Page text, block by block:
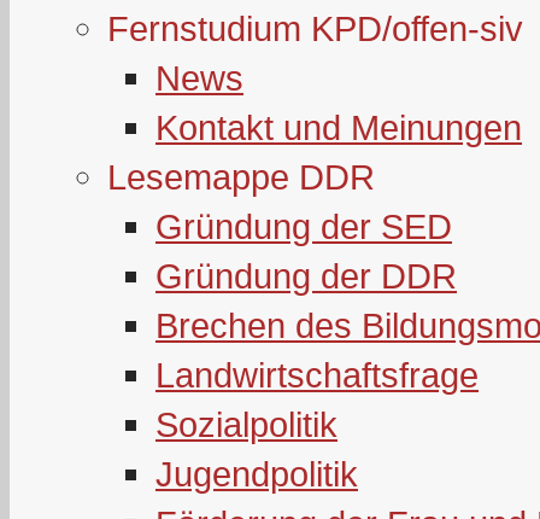
Fernstudium KPD/offen-siv
News
Kontakt und Meinungen
Lesemappe DDR
Gründung der SED
Gründung der DDR
Brechen des
Landwirtschaftsfrage
Sozialpolitik
Jugendpolitik